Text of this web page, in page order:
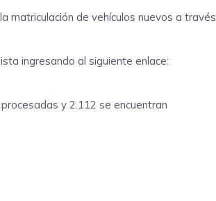
matriculación de vehículos nuevos a través
ingresando al siguiente enlace:
y 2.112 se encuentran